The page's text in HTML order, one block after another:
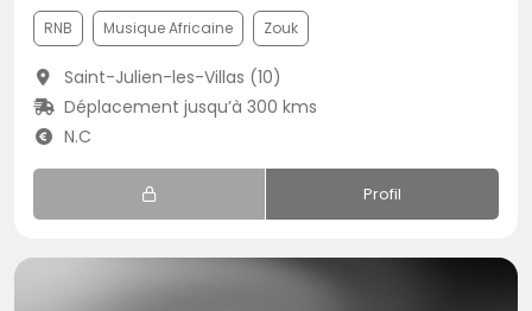
RNB Musique Africaine Zouk
Saint-Julien-les-Villas (10)
Déplacement jusqu’à 300 kms
N.C
Profil